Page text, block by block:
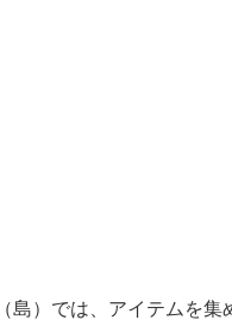
）では、アイテムを集